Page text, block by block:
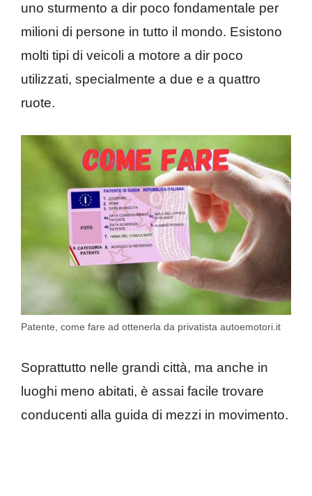
uno sturmento a dir poco fondamentale per
milioni di persone in tutto il mondo. Esistono
molti tipi di veicoli a motore a dir poco
utilizzati, specialmente a due e a quattro
ruote.
Patente, come fare ad ottenerla da privatista autoemotori.it
Soprattutto nelle grandi città, ma anche in
luoghi meno abitati, è assai facile trovare
conducenti alla guida di mezzi in movimento.